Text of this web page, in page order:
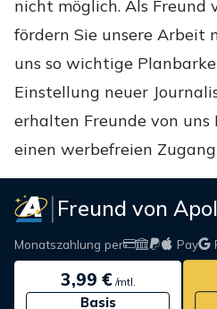
nicht möglich. Als Freund
fördern Sie unsere Arbeit
uns so wichtige
Einstellung neuer
erhalten Freunde von uns
einen werbefreien
Freund von
Monatszahlung per Pay
3,99 €/mtl.
Basis